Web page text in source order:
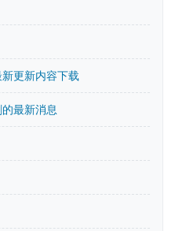
更新内容下载
最新消息